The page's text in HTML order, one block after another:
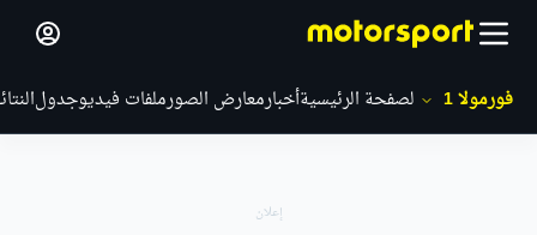
فورمولا 1 الصفحة الرئيسيةأخبارمعارض الصورملفات فيديوجدول